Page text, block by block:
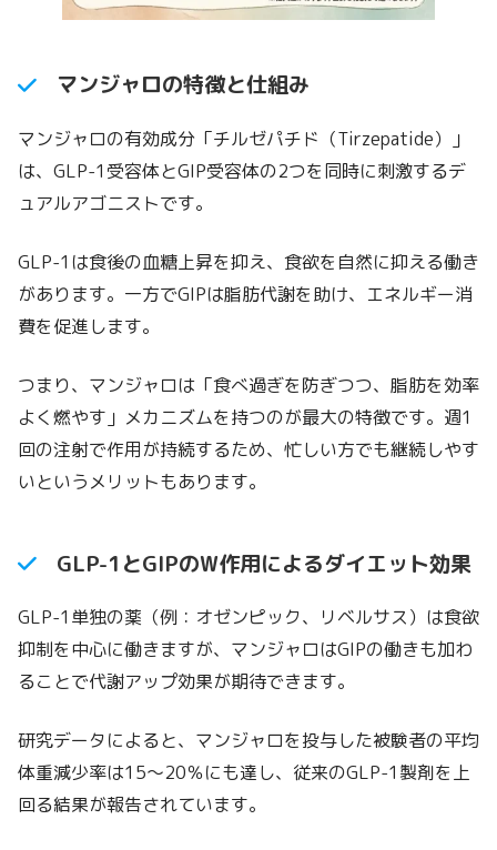
マンジャロの特徴と仕組み
マンジャロの有効成分「チルゼパチド（Tirzepatide）」
は、GLP-1受容体とGIP受容体の2つを同時に刺激するデ
ュアルアゴニストです。
GLP-1は食後の血糖上昇を抑え、食欲を自然に抑える働き
があります。一方でGIPは脂肪代謝を助け、エネルギー消
費を促進します。
つまり、マンジャロは「食べ過ぎを防ぎつつ、脂肪を効率
よく燃やす」メカニズムを持つのが最大の特徴です。週1
回の注射で作用が持続するため、忙しい方でも継続しやす
いというメリットもあります。
GLP-1とGIPのW作用によるダイエット効果
GLP-1単独の薬（例：オゼンピック、リベルサス）は食欲
抑制を中心に働きますが、マンジャロはGIPの働きも加わ
ることで代謝アップ効果が期待できます。
研究データによると、マンジャロを投与した被験者の平均
体重減少率は15〜20％にも達し、従来のGLP-1製剤を上
回る結果が報告されています。